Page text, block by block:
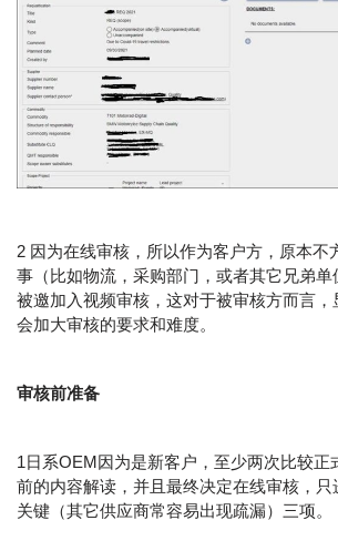
2 因为在线审核，所以作为客户方，原本不
事（比如物流，采购部门，或者其它兄弟单
被邀加入视频审核，这对于被审核方而言，
会加大审核的要求和难度。
审核前准备
1日系OEM因为是新客户，至少两次比较正
前的内容解读，并且最终决定在线审核，只
关键（其它供应商常容易出现疏漏）三项。